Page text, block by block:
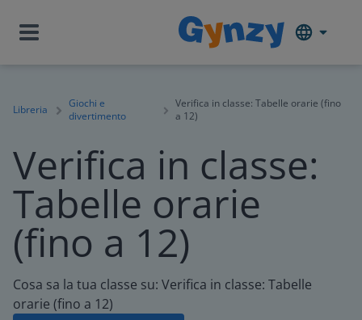
Libreria
Giochi e
divertimento
Verifica in classe: Tabelle orarie (fino
a 12)
Verifica in classe:
Tabelle orarie
(fino a 12)
Cosa sa la tua classe su: Verifica in classe: Tabelle
orarie (fino a 12)